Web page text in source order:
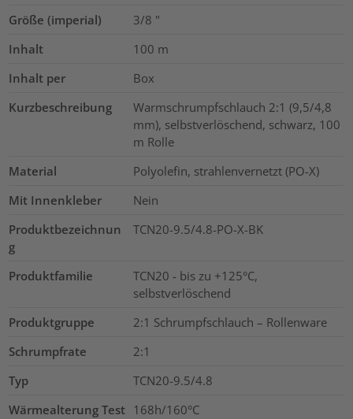
Größe (imperial) 3/8 "
Inhalt
100 m
Inhalt per
Box
Kurzbeschreibung
Warmschrumpfschlauch 2:1 (9,5/4,8
mm), selbstverlöschend, schwarz, 100
m Rolle
Material
Polyolefin, strahlenvernetzt (PO-X)
Mit Innenkleber
Nein
Produktbezeichnun
g
TCN20-9.5/4.8-PO-X-BK
Produktfamilie
TCN20 - bis zu +125°C,
selbstverlöschend
Produktgruppe
2:1 Schrumpfschlauch – Rollenware
Schrumpfrate
2:1
Typ
TCN20-9.5/4.8
Wärmealterung Test 168h/160°C